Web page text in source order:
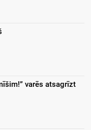
varēs atsagrīzt